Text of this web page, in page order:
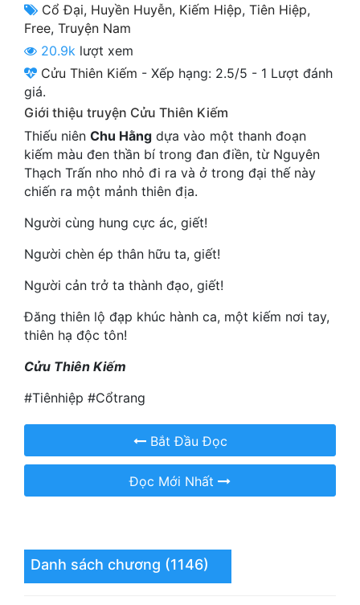
Cổ Tiên Hiệp
Cổ Đại
Du Hí
Dã Sử
Dị Giới
Dị Năng
Gia Đấu
Góc Nhìn Nam
Góc Nhìn Nữ
Huyền Huyễn
Huyền Nghi
Huyền Ảo
Kinh Dị
Cổ Đại, Huyền Huyễn, Kiếm Hiệp, Tiên Hiệp,
Free, Truyện Nam
20.9k lượt xem
Cửu Thiên Kiếm - Xếp hạng: 2.5/5 - 1 Lượt đánh
giá.
Giới thiệu truyện Cửu Thiên Kiếm
Thiếu niên Chu Hằng dựa vào một thanh đoạn
kiếm màu đen thần bí trong đan điền, từ Nguyên
Thạch Trấn nho nhỏ đi ra và ở trong đại thế này
chiến ra một mảnh thiên địa.
Người cùng hung cực ác, giết!
Người chèn ép thân hữu ta, giết!
Người cản trở ta thành đạo, giết!
Đăng thiên lộ đạp khúc hành ca, một kiếm nơi tay,
thiên hạ độc tôn!
Cửu Thiên Kiếm
#Tiênhiệp #Cổtrang
Bắt Đầu Đọc
Đọc Mới Nhất
Danh sách chương (1146)